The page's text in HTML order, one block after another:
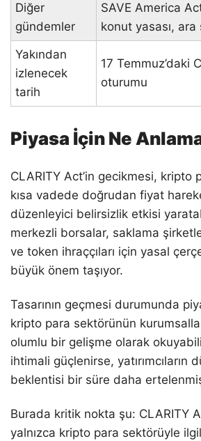
Diğer
gündemler
SAVE America
konut yasası, ara
Yakından
izlenecek
tarih
17 Temmuz’daki
oturumu
Piyasa İçin Ne
CLARITY Act’in gecikmesi, kripto
kısa vadede doğrudan fiyat
düzenleyici belirsizlik etkisi
merkezli borsalar, saklama
ve token ihraççıları için yasal
büyük önem taşıyor.
Tasarının geçmesi durumunda
kripto para sektörünün
olumlu bir gelişme olarak
ihtimali güçlenirse, yatırımcıların
beklentisi bir süre daha
Burada kritik nokta şu: CLARITY
yalnızca kripto para sektörüyle